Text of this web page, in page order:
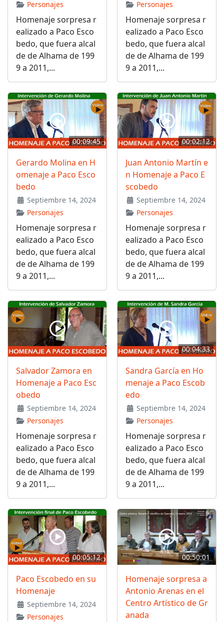
Personajes
Homenaje sorpresa r
ealizado a Paco Esco
bedo, que fuera alcal
de de Alhama de 199
9 a 2011,...
Personajes
Homenaje sorpresa r
ealizado a Paco Esco
bedo, que fuera alcal
de de Alhama de 199
9 a 2011,...
00:09:45
Gerardo Molina en H
omenaje a Paco Esco
bedo
Septiembre 14, 2024
Personajes
Homenaje sorpresa r
ealizado a Paco Esco
bedo, que fuera alcal
de de Alhama de 199
9 a 2011,...
00:02:12
Juan Antonio Martín e
n Homenaje a Paco E
scobedo
Septiembre 14, 2024
Personajes
Homenaje sorpresa r
ealizado a Paco Esco
bedo, que fuera alcal
de de Alhama de 199
9 a 2011,...
Salvador Zamora en
Homenaje a Paco Esc
obedo
Septiembre 14, 2024
Personajes
Homenaje sorpresa r
ealizado a Paco Esco
bedo, que fuera alcal
de de Alhama de 199
9 a 2011,...
00:04:33
Sandra García en Ho
menaje a Paco Escob
edo
Septiembre 14, 2024
Personajes
Homenaje sorpresa r
ealizado a Paco Esco
bedo, que fuera alcal
de de Alhama de 199
9 a 2011,...
00:05:12
Paco Escobedo en su
Homenaje
Septiembre 14, 2024
Personajes
00:50:01
Homenaje sorpresa a
Antonio Arenas en el
Centro Artístico de Gr
anada